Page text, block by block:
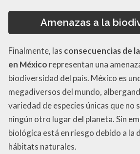
Amenazas a la
Finalmente, las consecuencias de
en México representan una
biodiversidad del país. México es
megadiversos del mundo,
variedad de especies únicas que no
ningún otro lugar del planeta. Sin
biológica está en riesgo debido a la
hábitats naturales.